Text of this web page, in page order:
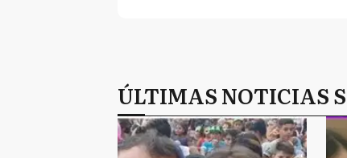
ÚLTIMAS NOTICIAS